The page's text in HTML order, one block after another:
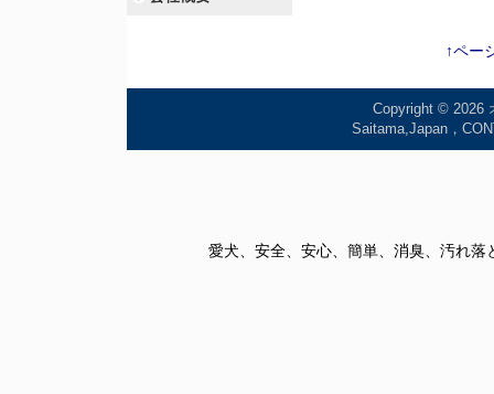
↑ペー
Copyright © 2026
Saitama,Japan，
愛犬、安全、安心、簡単、消臭、汚れ